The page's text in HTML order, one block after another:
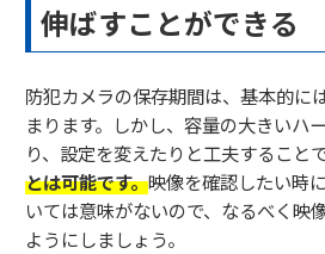
伸ばすことができる
防犯カメラの保存期間は、基本的に
まります。しかし、容量の大きいハ
り、設定を変えたりと工夫することで
とは可能です。映像を確認したい時
いては意味がないので、なるべく映
ようにしましょう。